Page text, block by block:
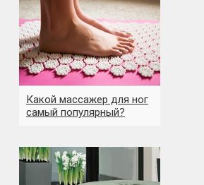
Какой массажер для ног
самый популярный?